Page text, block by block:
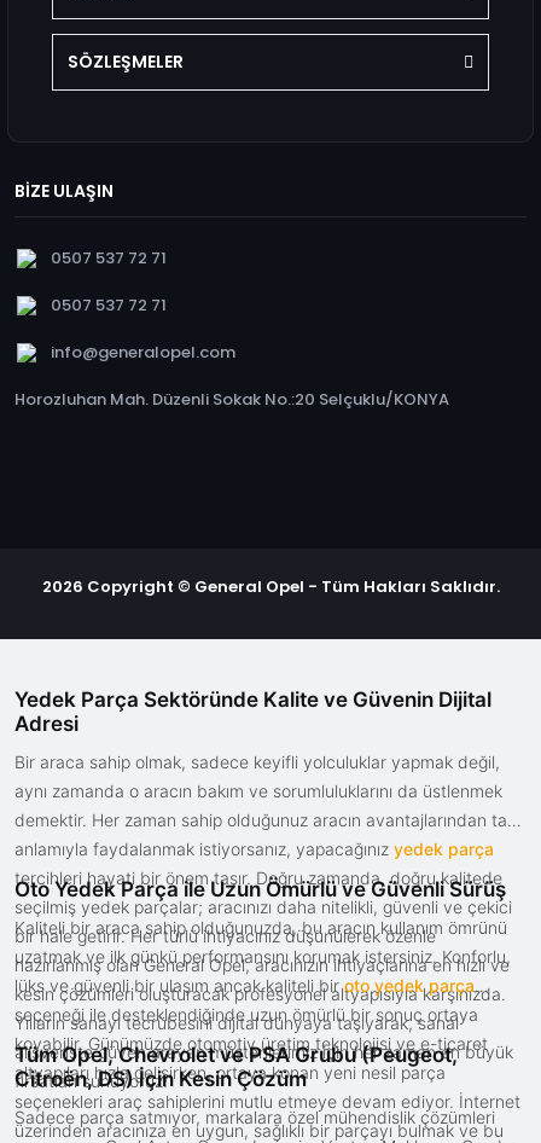
SÖZLEŞMELER
BİZE ULAŞIN
0507 537 72 71
0507 537 72 71
info@generalopel.com
Horozluhan Mah. Düzenli Sokak No.:20 Selçuklu/KONYA
2026 Copyright © General Opel - Tüm Hakları Saklıdır.
Yedek Parça Sektöründe Kalite ve Güvenin Dijital
Adresi
Bir araca sahip olmak, sadece keyifli yolculuklar yapmak değil,
aynı zamanda o aracın bakım ve sorumluluklarını da üstlenmek
demektir. Her zaman sahip olduğunuz aracın avantajlarından tam
anlamıyla faydalanmak istiyorsanız, yapacağınız yedek parça
tercihleri hayati bir önem taşır. Doğru zamanda, doğru kalitede
seçilmiş yedek parçalar; aracınızı daha nitelikli, güvenli ve çekici
bir hale getirir. Her türlü ihtiyacınız düşünülerek özenle
hazırlanmış olan General Opel, aracınızın ihtiyaçlarına en hızlı ve
kesin çözümleri oluşturacak profesyonel altyapısıyla karşınızda.
Yılların sanayi tecrübesini dijital dünyaya taşıyarak, sanal
alışverişte güven arayan müşterilerimiz için her zaman en büyük
fırsatları sunuyoruz.
Oto Yedek Parça ile Uzun Ömürlü ve Güvenli Sürüş
Kaliteli bir araca sahip olduğunuzda, bu aracın kullanım ömrünü
uzatmak ve ilk günkü performansını korumak istersiniz. Konforlu,
lüks ve güvenli bir ulaşım ancak kaliteli biroto yedek parça
seçeneği ile desteklendiğinde uzun ömürlü bir sonuç ortaya
koyabilir. Günümüzde otomotiv üretim teknolojisi ve e-ticaret
altyapıları hızla gelişirken, ortaya konan yeni nesil parça
seçenekleri araç sahiplerini mutlu etmeye devam ediyor. İnternet
üzerinden aracınıza en uygun, sağlıklı bir parçayı bulmak ve bu
Tüm Opel, Chevrolet ve PSA Grubu (Peugeot,
Citroën, DS) İçin Kesin Çözüm
Sadece parça satmıyor, markalara özel mühendislik çözümleri